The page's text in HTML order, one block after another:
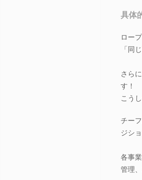
具体
ロー
「同
さら
す！
こう
チー
ジシ
各事
管理